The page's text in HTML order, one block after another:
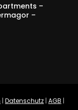
–
–
| Datenschutz | AGB |